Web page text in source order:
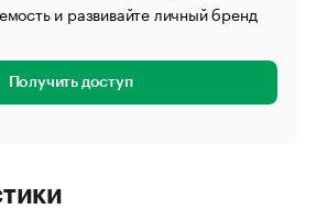
и развивайте личный бренд
Получить доступ